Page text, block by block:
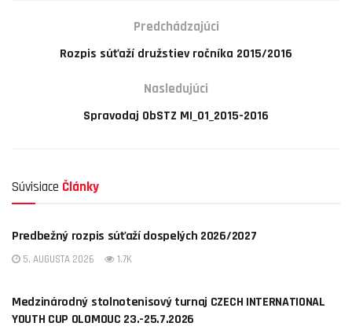
Predchádzajúci
Rozpis súťaží družstiev ročníka 2015/2016
Nasledujúci
Spravodaj ObSTZ MI_01_2015-2016
Súvisiace Články
AKTUALITY
Predbežný rozpis súťaží dospelých 2026/2027
5. AUGUSTA 2026 1.7K
Medzinárodný stolnotenisový turnaj CZECH INTERNATIONAL
YOUTH CUP OLOMOUC 23.-25.7.2026